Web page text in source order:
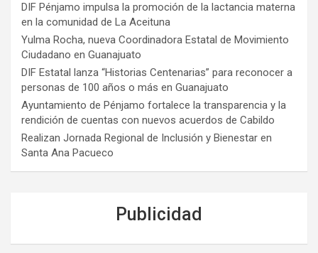
DIF Pénjamo impulsa la promoción de la lactancia materna
en la comunidad de La Aceituna
Yulma Rocha, nueva Coordinadora Estatal de Movimiento
Ciudadano en Guanajuato
DIF Estatal lanza “Historias Centenarias” para reconocer a
personas de 100 años o más en Guanajuato
Ayuntamiento de Pénjamo fortalece la transparencia y la
rendición de cuentas con nuevos acuerdos de Cabildo
Realizan Jornada Regional de Inclusión y Bienestar en
Santa Ana Pacueco
Publicidad